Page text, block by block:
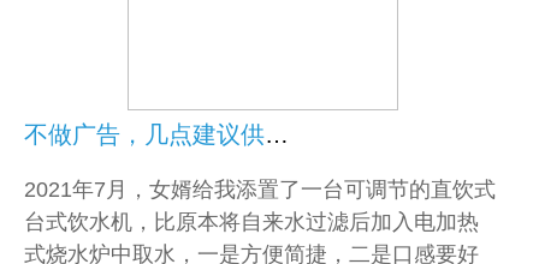
不做广告，几点建议供参考
2021年7月，女婿给我添置了一台可调节的直饮式
台式饮水机，比原本将自来水过滤后加入电加热
式烧水炉中取水，一是方便简捷，二是口感要好